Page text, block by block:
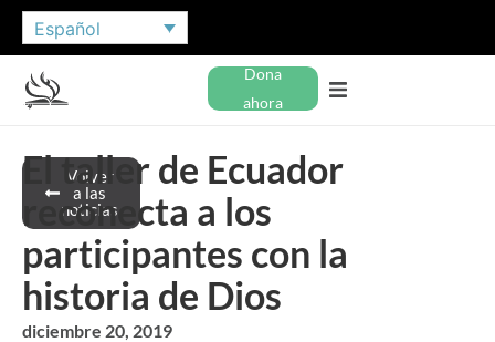
Español
Dona
ahora
Volver
a las
noticias
El taller de Ecuador
reconecta a los
participantes con la
historia de Dios
diciembre 20, 2019